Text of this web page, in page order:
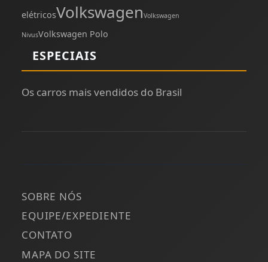
elétricosVolkswagenVolkswagen
NivusVolkswagen Polo
ESPECIAIS
Os carros mais vendidos do Brasil
SOBRE NÓS
EQUIPE/EXPEDIENTE
CONTATO
MAPA DO SITE